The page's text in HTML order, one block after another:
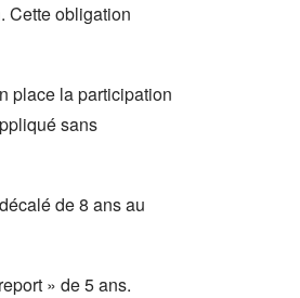
Cette obligation
place la participation
sans
de 8 ans au
» de 5 ans.